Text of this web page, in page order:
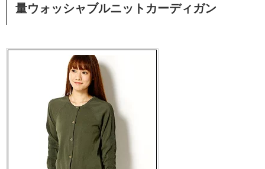
量ウォッシャブルニットカーディガン